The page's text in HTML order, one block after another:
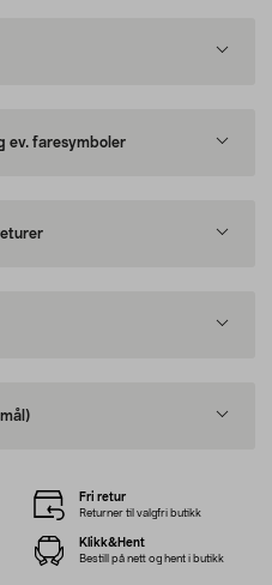
ev. faresymboler
Fri retur
Returner til valgfri butikk
Klikk&Hent
Bestill på nett og hent i butikk